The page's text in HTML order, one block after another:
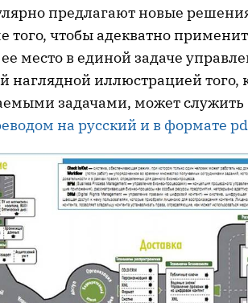
предлагают новые
чтобы адекватно
место в единой задаче
иллюстрацией того,
задачами, может служить
на русский и в формате